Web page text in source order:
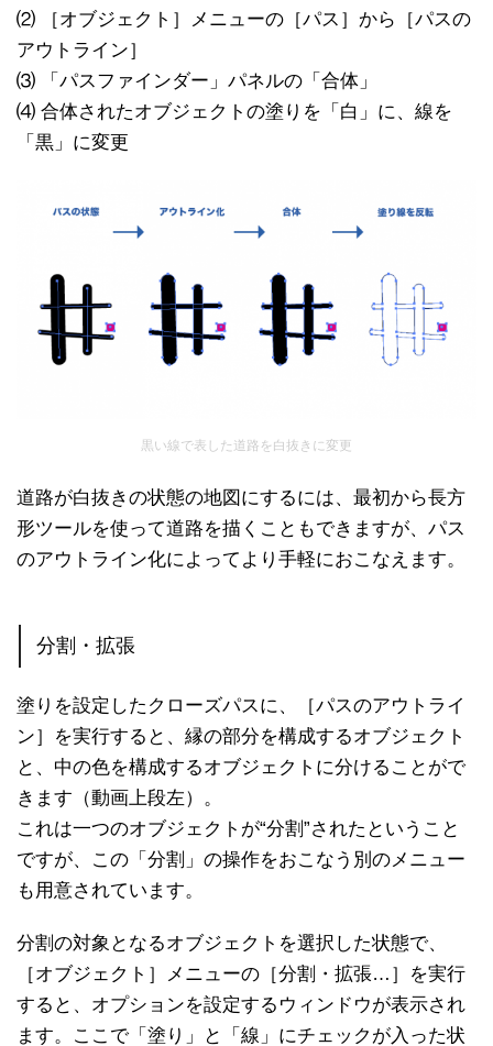
⑵ ［オブジェクト］メニューの［パス］から［パスの
アウトライン］
⑶ 「パスファインダー」パネルの「合体」
⑷ 合体されたオブジェクトの塗りを「白」に、線を
「黒」に変更
黒い線で表した道路を白抜きに変更
道路が白抜きの状態の地図にするには、最初から長方
形ツールを使って道路を描くこともできますが、パス
のアウトライン化によってより手軽におこなえます。
分割・拡張
塗りを設定したクローズパスに、［パスのアウトライ
ン］を実行すると、縁の部分を構成するオブジェクト
と、中の色を構成するオブジェクトに分けることがで
きます（動画上段左）。
これは一つのオブジェクトが“分割”されたということ
ですが、この「分割」の操作をおこなう別のメニュー
も用意されています。
分割の対象となるオブジェクトを選択した状態で、
［オブジェクト］メニューの［分割・拡張…］を実行
すると、オプションを設定するウィンドウが表示され
ます。ここで「塗り」と「線」にチェックが入った状